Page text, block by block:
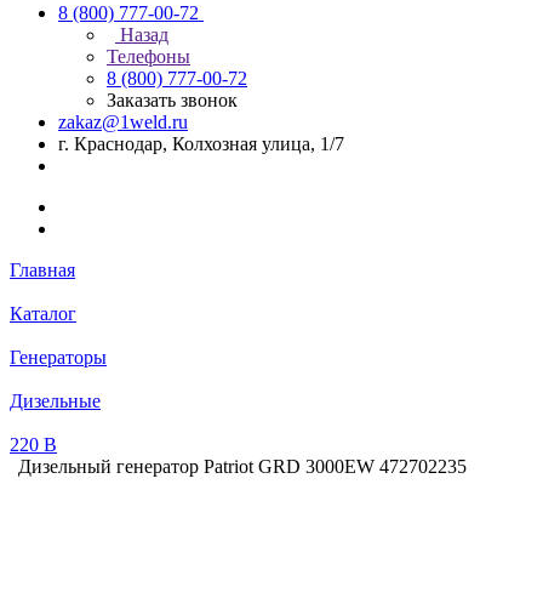
8 (800) 777-00-72
Назад
Телефоны
8 (800) 777-00-72
Заказать звонок
zakaz@1weld.ru
г. Краснодар, Колхозная улица, 1/7
Главная
Каталог
Генераторы
Дизельные
220 В
Дизельный генератор Patriot GRD 3000EW 472702235